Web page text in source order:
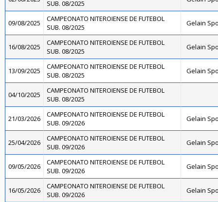
SUB. 08/2025
09/08/2025
CAMPEONATO NITEROIENSE DE FUTEBOL
SUB. 08/2025
Gelain
16/08/2025
CAMPEONATO NITEROIENSE DE FUTEBOL
SUB. 08/2025
Gelain
13/09/2025
CAMPEONATO NITEROIENSE DE FUTEBOL
SUB. 08/2025
Gelain
04/10/2025
CAMPEONATO NITEROIENSE DE FUTEBOL
SUB. 08/2025
21/03/2026
CAMPEONATO NITEROIENSE DE FUTEBOL
SUB. 09/2026
Gelain
25/04/2026
CAMPEONATO NITEROIENSE DE FUTEBOL
SUB. 09/2026
Gelain
09/05/2026
CAMPEONATO NITEROIENSE DE FUTEBOL
SUB. 09/2026
Gelain
16/05/2026
CAMPEONATO NITEROIENSE DE FUTEBOL
SUB. 09/2026
Gelain